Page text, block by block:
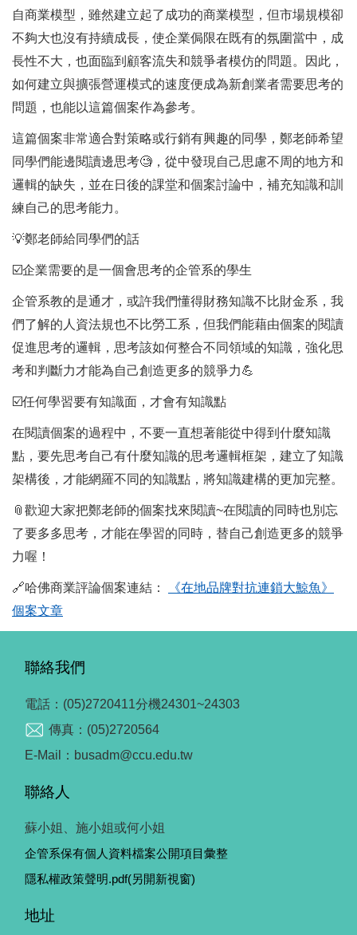
自商業模型，雖然建立起了成功的商業模型，但市場規模卻
不夠大也沒有持續成長，使企業侷限在既有的氛圍當中，成
長性不大，也面臨到顧客流失和競爭者模仿的問題。因此，
如何建立與擴張營運模式的速度便成為新創業者需要思考的
問題，也能以這篇個案作為參考。
這篇個案非常適合對策略或行銷有興趣的同學，鄭老師希望
同學們能邊閱讀邊思考🧐 ，從中發現自己思慮不周的地方和
邏輯的缺失，並在日後的課堂和個案討論中，補充知識和訓
練自己的思考能力。
💡鄭老師給同學們的話
☑️企業需要的是一個會思考的企管系的學生
企管系教的是通才，或許我們懂得財務知識不比財金系，我
們了解的人資法規也不比勞工系，但我們能藉由個案的閱讀
促進思考的邏輯，思考該如何整合不同領域的知識，強化思
考和判斷力才能為自己創造更多的競爭力💪
☑️任何學習要有知識面，才會有知識點
在閱讀個案的過程中，不要一直想著能從中得到什麼知識
點，要先思考自己有什麼知識的思考邏輯框架，建立了知識
架構後，才能網羅不同的知識點，將知識建構的更加完整。
📎 歡迎大家把鄭老師的個案找來閱讀~在閱讀的同時也別忘
了要多多思考，才能在學習的同時，替自己創造更多的競爭
力喔！
🔗哈佛商業評論個案連結：
《在地品牌對抗連鎖大鯨魚》
個案文章(另開新視窗)
聯絡我們
電話：(05)2720411分機24301~24303
傳真：(05)2720564
E-Mail：busadm@ccu.edu.tw
聯絡人
蘇小姐、施小姐或何小姐
企管系保有個人資料檔案公開項目彙整
隱私權政策聲明.pdf(另開新視窗)
地址